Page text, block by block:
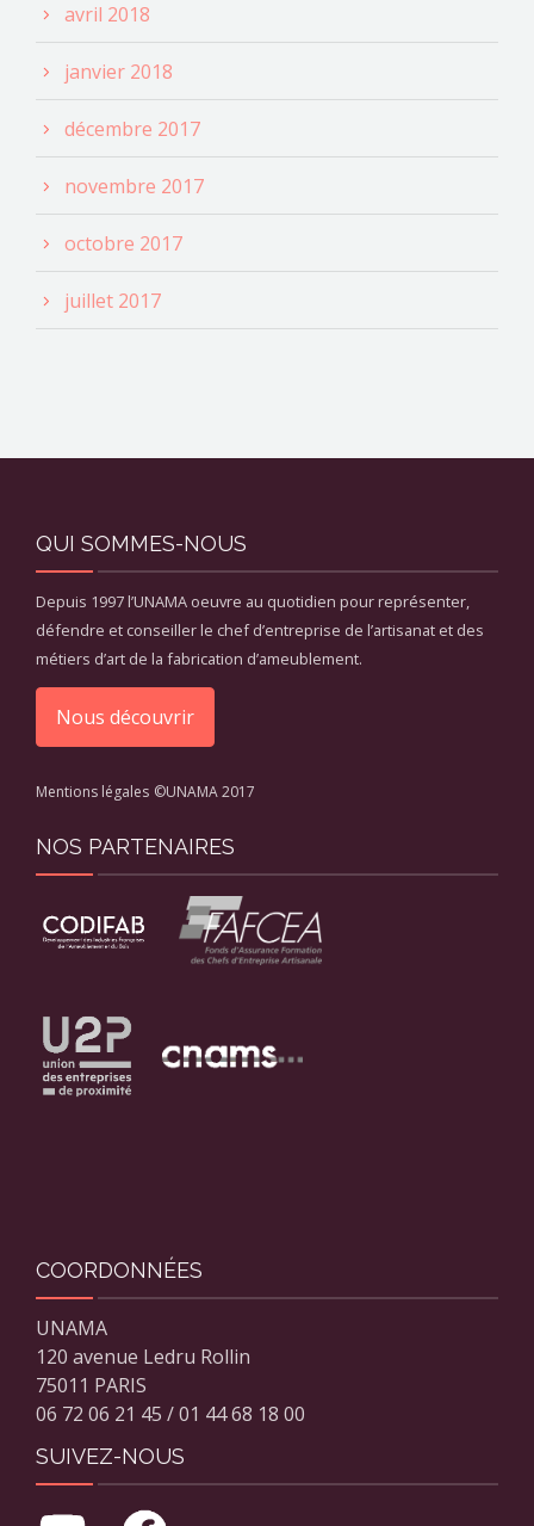
avril 2018
janvier 2018
décembre 2017
novembre 2017
octobre 2017
juillet 2017
QUI SOMMES-NOUS
Depuis 1997 l’UNAMA oeuvre au quotidien pour représenter,
défendre et conseiller le chef d’entreprise de l’artisanat et des
métiers d’art de la fabrication d’ameublement.
Nous découvrir
Mentions légales ©UNAMA 2017
NOS PARTENAIRES
COORDONNÉES
UNAMA
120 avenue Ledru Rollin
75011 PARIS
06 72 06 21 45 / 01 44 68 18 00
SUIVEZ-NOUS